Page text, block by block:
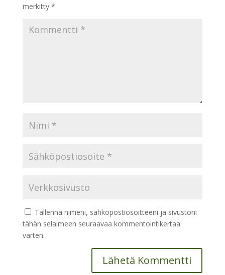
merkitty *
Tallenna nimeni, sähköpostiosoitteeni ja sivustoni
tähän selaimeen seuraavaa kommentointikertaa
varten.